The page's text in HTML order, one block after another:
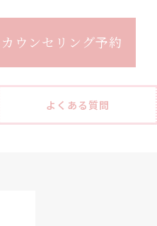
カウンセリング予約
よくある質問